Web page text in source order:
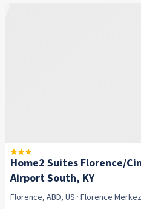
Home2 Suites Florence/
Airport South, KY
Florence, ABD, US · Florence